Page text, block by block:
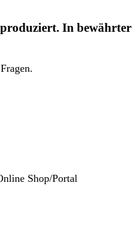
In bewährter
Shop/Portal